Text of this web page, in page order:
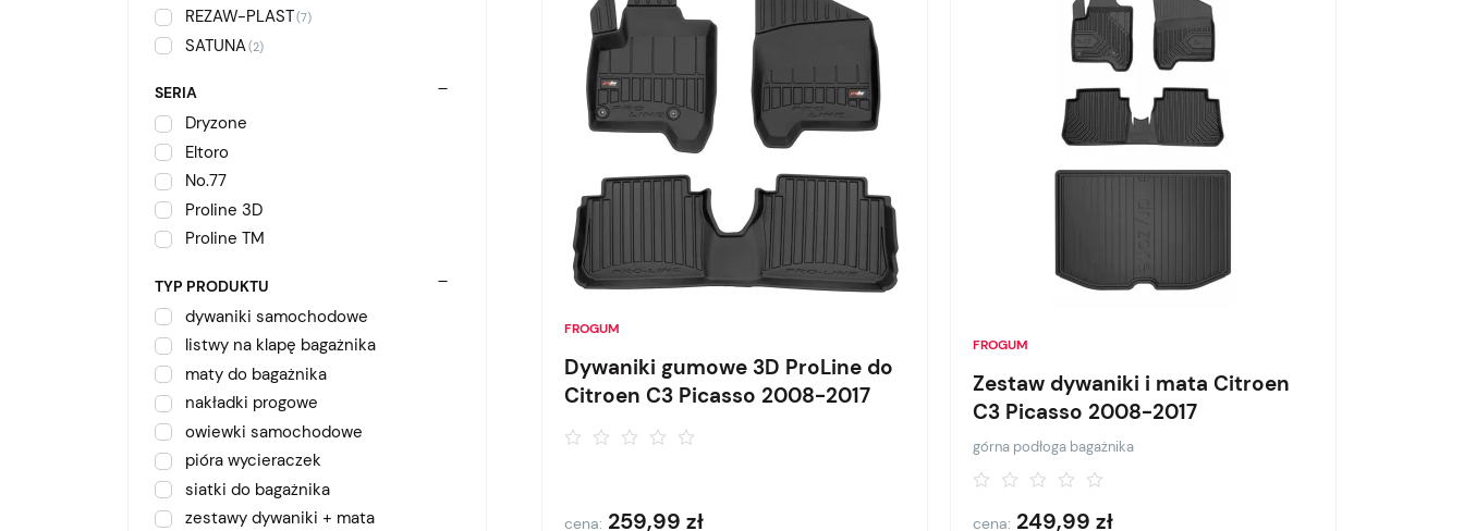
REZAW-PLAST(7)
SATUNA(2)
SERIA
Dryzone
Eltoro
No.77
Proline 3D
Proline TM
TYP PRODUKTU
dywaniki samochodowe
listwy na klapę bagażnika
maty do bagażnika
nakładki progowe
owiewki samochodowe
pióra wycieraczek
siatki do bagażnika
zestawy dywaniki + mata
FROGUM
Dywaniki gumowe 3D ProLine do
Citroen C3 Picasso 2008-2017
cena: 259,99zł
FROGUM
Zestaw dywaniki i mata Citroen
C3 Picasso 2008-2017
górna podłoga bagażnika
cena: 249,99 zł